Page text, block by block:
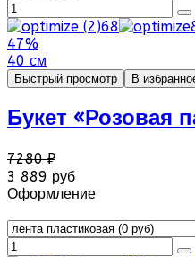
47%
40 см
Быстрый просмотр В
Букет «Розовая
7280 ₽
3 889 руб
Оформление